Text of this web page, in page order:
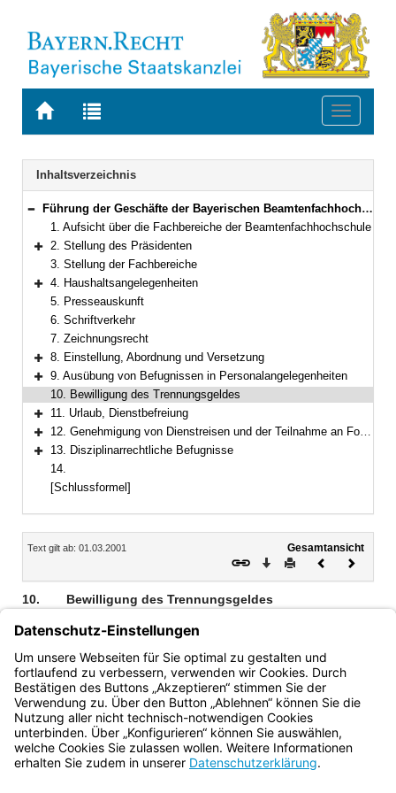
Zur
BAYERN.RECHT
Zur
letzten
Suche
Toggle
Navigation
Inhaltsverzeichnis
Bereich reduzieren
Führung der Geschäfte der Bayerischen Beamtenfachhochschule
1. Aufsicht über die Fachbereiche der Beamtenfachhochschule
Bereich erweitern
2. Stellung des Präsidenten
3. Stellung der Fachbereiche
Bereich erweitern
4. Haushaltsangelegenheiten
5. Presseauskunft
6. Schriftverkehr
7. Zeichnungsrecht
Bereich erweitern
8. Einstellung, Abordnung und Versetzung
Bereich erweitern
9. Ausübung von Befugnissen in Personalangelegenheiten
10. Bewilligung des Trennungsgeldes
Bereich erweitern
11. Urlaub, Dienstbefreiung
Bereich erweitern
12. Genehmigung von Dienstreisen und der Teilnahme an Fortbildungsveranstaltungen
Bereich erweitern
13. Disziplinarrechtliche Befugnisse
14.
[Schlussformel]
Inhalt
Text gilt ab: 01.03.2001
Gesamtansicht
Download
DruckenVorheriges
10. Bewilligung des Trennungsgeldes
Die Bewilligung und Abwicklung des Trennungsgeldes für
Bedienstete der Beamtenfachhochschule erfolgt durch die
Leiter der Fachbereiche bzw. der Zentralverwaltung für ihren
jeweiligen Bereich.
Bayern.de
BayernPortal